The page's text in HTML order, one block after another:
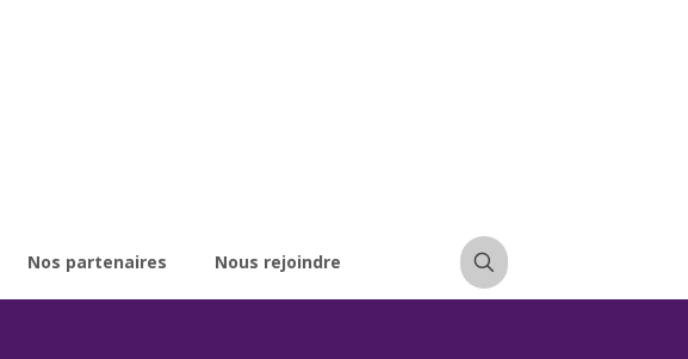
Nos partenaires Nous rejoindre